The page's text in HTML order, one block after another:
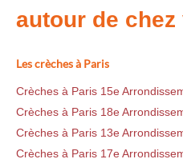
autour de chez
Les crèches à Paris
Crèches à Paris 15e
Crèches à Paris 18e
Crèches à Paris 13e
Crèches à Paris 17e